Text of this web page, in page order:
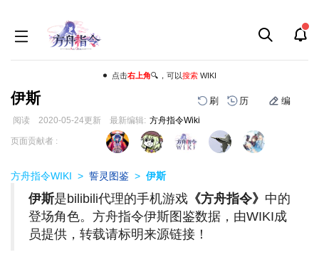
点击右上角🔍，可以搜索WIKI
伊斯 刷 历 编
阅读 2020-05-24更新 最新编辑: 方舟指令Wiki
跳
航
跳
索
页面贡献者 :
方舟指令WIKI > 誓灵图鉴 > 伊斯
伊斯是bilibili代理的手机游戏 《方舟指令》 中的
登场角色。方舟指令伊斯图鉴数据，由WIKI成
员提供，转载请标明来源链接！